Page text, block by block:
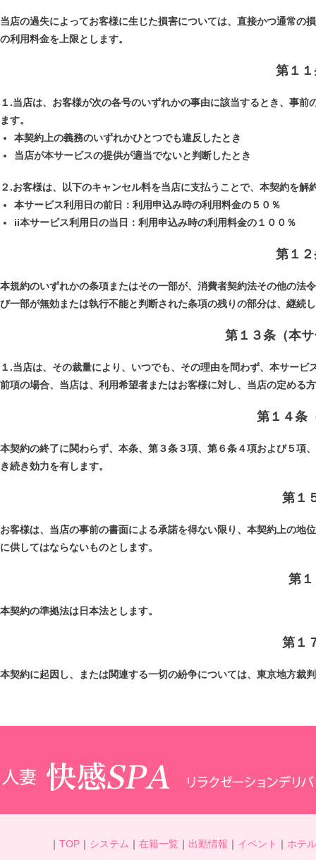
当店の過失によってお客様に生じた損害については、直接かつ通常の
の利用料金を上限とします。
第１
１.当店は、お客様が次の各号のいずれかの事由に該当するとき、事
ます。
本契約上の義務のいずれかひとつでも違反したとき
当店が本サービスの提供が適当でないと判断したとき
２.お客様は、以下のキャンセル料を当店に支払うことで、本契約を解
本サービス利用日の前日：利用申込み時の利用料金の５０％
ii本サービス利用日の当日：利用申込み時の利用料金の１００％
第１
本規約のいずれかの条項またはその一部が、消費者契約法その他の法
び一部が無効または執行不能と判断された条項の残りの部分は、継続
第１３条（本
１.当店は、その裁量により、いつでも、その理由を問わず、本サー
前項の場合、当店は、利用希望者またはお客様に対し、当店の定める
第１４条
本契約の終了に関わらず、本条、第３条３項、第６条４項および５項
き続き効力を有します。
第１
お客様は、当店の事前の書面による承諾を得ない限り、本契約上の地
に供してはならないものとします。
第
本契約の準拠法は日本法とします。
第１
本契約に起因し、または関連する一切の紛争については、東京地方裁
｜ TOP｜ システム ｜ 在籍一覧 ｜ 出勤情報 ｜ イベント ｜ ホテ